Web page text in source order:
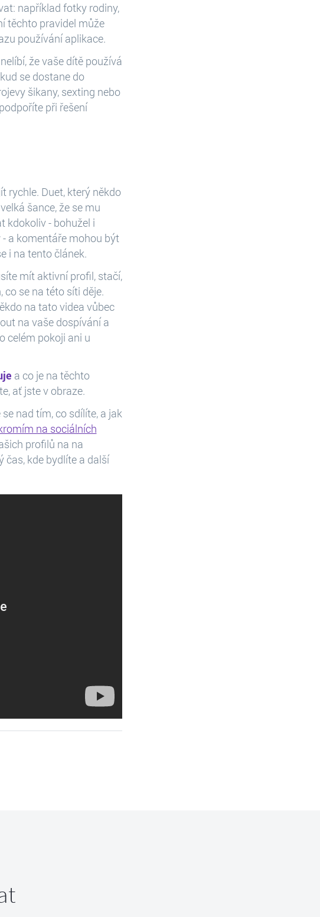
například fotky rodiny,
těchto pravidel může
používání aplikace.
že vaše dítě používá
se dostane do
šikany, sexting nebo
při řešení
rychle. Duet, který někdo
šance, že se mu
kdokoliv - bohužel i
a komentáře mohou být
i na tento článek.
mít aktivní profil, stačí,
se na této síti děje.
na tato videa vůbec
na vaše dospívání a
celém pokoji ani u
a co je na těchto
ať jste v obraze.
nad tím, co sdílíte, a jak
na sociálních
profilů na na
kde bydlíte a další